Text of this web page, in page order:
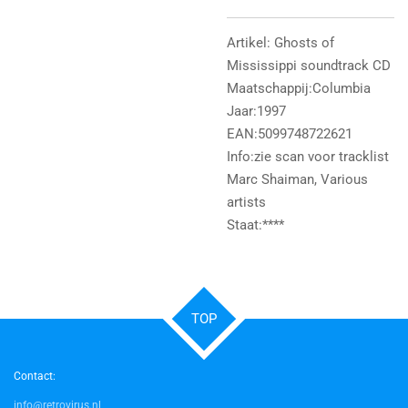
Artikel: Ghosts of
Mississippi soundtrack CD
Maatschappij:Columbia
Jaar:1997
EAN:5099748722621
Info:zie scan voor tracklist
Marc Shaiman, Various
artists
Staat:****
TOP
Contact:
info@retrovirus.nl